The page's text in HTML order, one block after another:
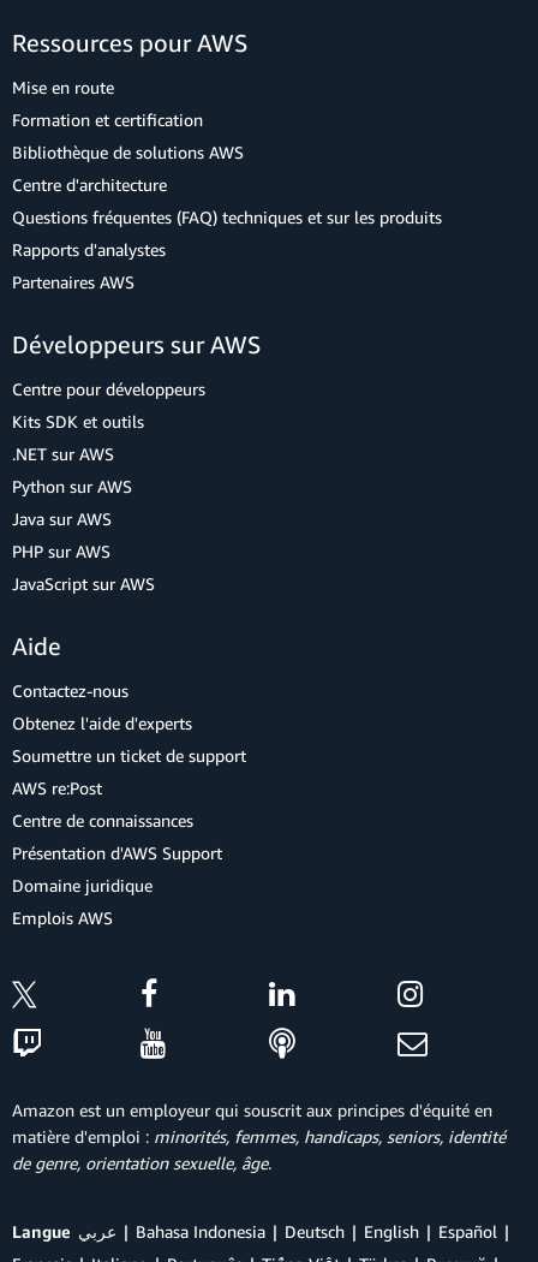
Ressources pour AWS
Mise en route
Formation et certification
Bibliothèque de solutions AWS
Centre d'architecture
Questions fréquentes (FAQ) techniques et sur les produits
Rapports d'analystes
Partenaires AWS
Développeurs sur AWS
Centre pour développeurs
Kits SDK et outils
.NET sur AWS
Python sur AWS
Java sur AWS
PHP sur AWS
JavaScript sur AWS
Aide
Contactez-nous
Obtenez l'aide d'experts
Soumettre un ticket de support
AWS re:Post
Centre de connaissances
Présentation d'AWS Support
Domaine juridique
Emplois AWS
Amazon est un employeur qui souscrit aux principes d'équité en
matière d'emploi : minorités, femmes, handicaps, seniors, identité
de genre, orientation sexuelle, âge.
Langue عربي Bahasa Indonesia Deutsch English
Español